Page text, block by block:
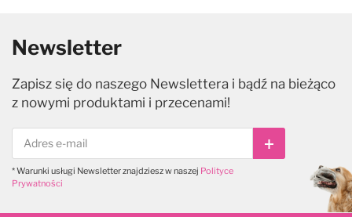
Newsletter
Zapisz się do naszego Newslettera i bądź na bieżąco
z nowymi produktami i przecenami!
Subskrybuj
* Warunki usługi Newsletter znajdziesz w naszej Polityce
Prywatności